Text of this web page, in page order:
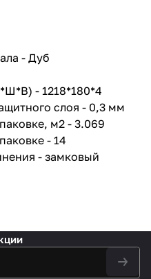
- Дуб
- 1218*180*4
слоя - 0,3 мм
м2 - 3.069
- 14
- замковый